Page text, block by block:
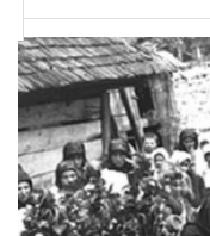
SANATATE
SPORT
SPECIAL
POLITIC
LIFE